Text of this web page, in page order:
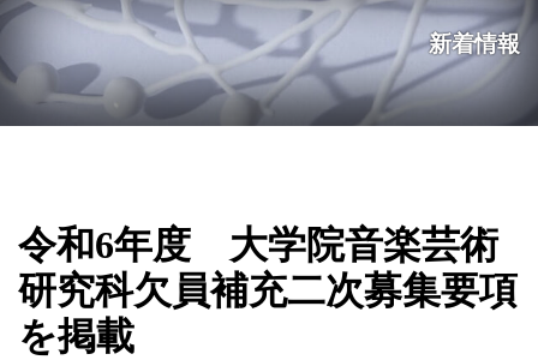
新着情報
令和6年度 大学院音楽芸術
研究科欠員補充二次募集要項
を掲載